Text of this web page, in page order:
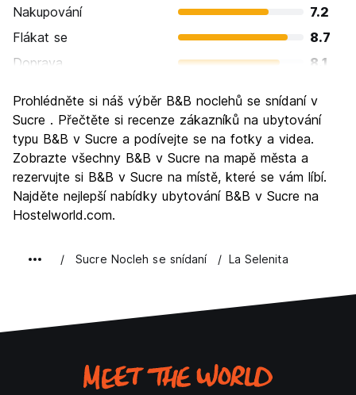
Nakupování
7.2
Flákat se
8.7
Doprava
8.1
Kultura
8.8
Noční život
7.1
Hodnota za peníze
Prohlédněte si náš výběr B&B noclehů se snídaní v
Sucre . Přečtěte si recenze zákazníků na ubytování
typu B&B v Sucre a podívejte se na fotky a videa.
Zobrazte všechny B&B v Sucre na mapě města a
rezervujte si B&B v Sucre na místě, které se vám líbí.
Najděte nejlepší nabídky ubytování B&B v Sucre na
Hostelworld.com.
Sucre Nocleh se snídaní La Selenita